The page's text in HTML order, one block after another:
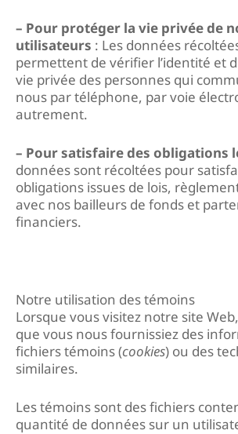
– Pour protéger la vie privée de
utilisateurs : Les données
permettent de vérifier l’identité et
vie privée des personnes qui
nous par téléphone, par voie
autrement.
– Pour satisfaire des obligations
données sont récoltées pour
obligations issues de lois,
avec nos bailleurs de fonds et
financiers.
Notre utilisation des témoins
Lorsque vous visitez notre site
que vous nous fournissiez des
fichiers témoins (cookies) ou des
similaires.
Les témoins sont des fichiers
quantité de données sur un